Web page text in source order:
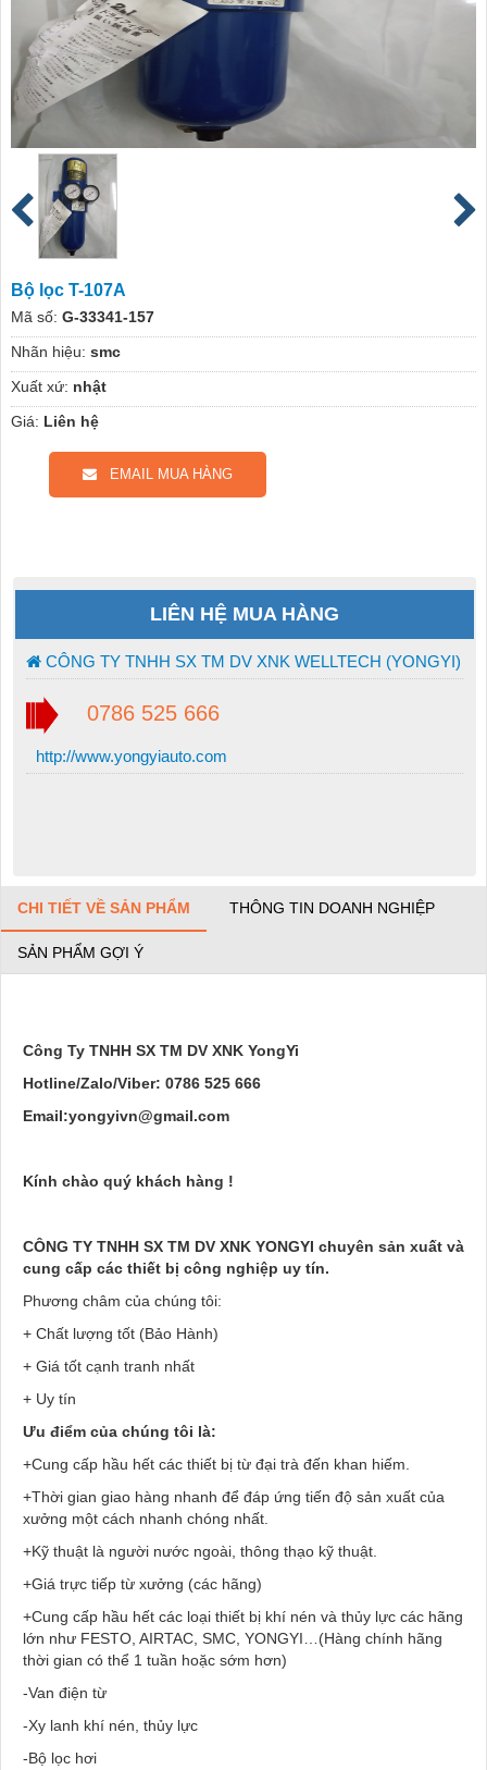
Bộ lọc T-107A
Mã số: G-33341-157
Nhãn hiệu: smc
Xuất xứ: nhật
Giá: Liên hệ
EMAIL MUA HÀNG
LIÊN HỆ MUA HÀNG
CÔNG TY TNHH SX TM DV XNK WELLTECH (YONGYI)
0786 525 666
http://www.yongyiauto.com
CHI TIẾT VỀ SẢN PHẨM THÔNG TIN DOANH NGHIỆP
SẢN PHẨM GỢI Ý
Công Ty TNHH SX TM DV XNK YongYi
Hotline/Zalo/Viber: 0786 525 666
Email:yongyivn@gmail.com
Kính chào quý khách hàng !
CÔNG TY TNHH SX TM DV XNK YONGYI chuyên sản xuất và
cung cấp các thiết bị công nghiệp uy tín.
Phương châm của chúng tôi:
+ Chất lượng tốt (Bảo Hành)
+ Giá tốt cạnh tranh nhất
+ Uy tín
Ưu điểm của chúng tôi là:
+Cung cấp hầu hết các thiết bị từ đại trà đến khan hiếm.
+Thời gian giao hàng nhanh để đáp ứng tiến độ sản xuất của
xưởng một cách nhanh chóng nhất.
+Kỹ thuật là người nước ngoài, thông thạo kỹ thuật.
+Giá trực tiếp từ xưởng (các hãng)
+Cung cấp hầu hết các loại thiết bị khí nén và thủy lực các hãng
lớn như FESTO, AIRTAC, SMC, YONGYI…(Hàng chính hãng
thời gian có thể 1 tuần hoặc sớm hơn)
-Van điện từ
-Xy lanh khí nén, thủy lực
-Bộ lọc hơi